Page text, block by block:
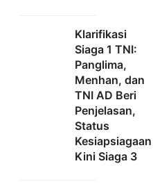
Klarifikasi
Siaga 1 TNI:
Panglima,
Menhan, dan
TNI AD Beri
Penjelasan,
Status
Kesiapsiagaan
Kini Siaga 3